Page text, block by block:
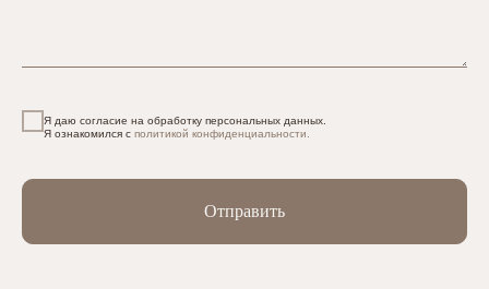
Я даю согласие на обработку персональных данных.
Я ознакомился с политикой конфиденциальности.
Отправить